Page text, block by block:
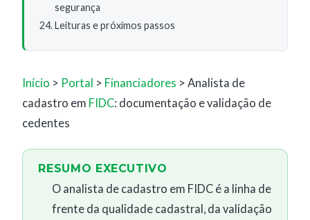
segurança
Leituras e próximos passos
Início > Portal > Financiadores > Analista de
cadastro em FIDC: documentação e validação de
cedentes
RESUMO EXECUTIVO
O analista de cadastro em FIDC é a linha de
frente da qualidade cadastral, da validação